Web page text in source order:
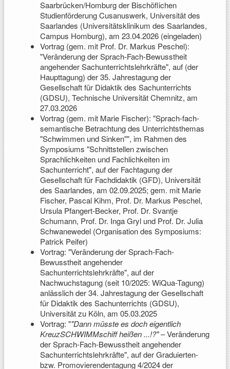
Saarbrücken/Homburg der Bischöflichen
Studienförderung Cusanuswerk, Universität des
Saarlandes (Universitätsklinikum des Saarlandes,
Campus Homburg), am 23.04.2026 (eingeladen)
Vortrag (gem. mit Prof. Dr. Markus Peschel):
"Veränderung der Sprach-Fach-Bewusstheit
angehender Sachunterrichtslehrkräfte", auf (der
Haupttagung) der 35. Jahrestagung der
Gesellschaft für Didaktik des Sachunterrichts
(GDSU), Technische Universität Chemnitz, am
27.03.2026
Vortrag (gem. mit Marie Fischer): "Sprach-fach-
semantische Betrachtung des Unterrichtsthemas
"Schwimmen und Sinken"", im Rahmen des
Symposiums "Schnittstellen zwischen
Sprachlichkeiten und Fachlichkeiten im
Sachunterricht", auf der Fachtagung der
Gesellschaft für Fachdidaktik (GFD), Universität
des Saarlandes, am 02.09.2025; gem. mit Marie
Fischer, Pascal Kihm, Prof. Dr. Markus Peschel,
Ursula Pfangert-Becker, Prof. Dr. Svantje
Schumann, Prof. Dr. Inga Gryl und Prof. Dr. Julia
Schwanewedel (Organisation des Symposiums:
Patrick Peifer)
Vortrag: "Veränderung der Sprach-Fach-
Bewusstheit angehender
Sachunterrichtslehrkräfte", auf der
Nachwuchstagung (seit 10/2025: WiQua-Tagung)
anlässlich der 34. Jahrestagung der Gesellschaft
für Didaktik des Sachunterrichts (GDSU),
Universität zu Köln, am 05.03.2025
Vortrag: ""Dann müsste es doch eigentlich
KreuzSCHWIMMschiff heißen ...!?"– Veränderung
der Sprach-Fach-Bewusstheit angehender
Sachunterrichtslehrkräfte", auf der Graduierten-
bzw. Promovierendentagung 4/2024 der